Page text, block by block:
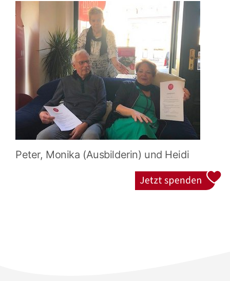
Peter, Monika (Ausbilderin) und Heidi
Jetzt spenden